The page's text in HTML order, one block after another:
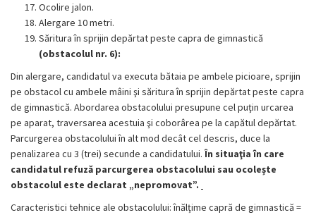
Ocolire jalon.
Alergare 10 metri.
Săritura în sprijin depărtat peste capra de gimnastică
(obstacolul nr. 6):
Din alergare, candidatul va executa bătaia pe ambele picioare, sprijin
pe obstacol cu ambele mâini şi săritura în sprijin depărtat peste capra
de gimnastică. Abordarea obstacolului presupune cel puţin urcarea
pe aparat, traversarea acestuia şi coborârea pe la capătul depărtat.
Parcurgerea obstacolului în alt mod decât cel descris, duce la
penalizarea cu 3 (trei) secunde a candidatului. În situaţia în care
candidatul refuză parcurgerea obstacolului sau ocolește
obstacolul este declarat „nepromovat”.
Caracteristici tehnice ale obstacolului: înălţime capră de gimnastică =